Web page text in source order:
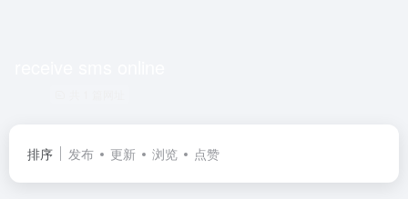
排序 发布 更新 浏览 点赞